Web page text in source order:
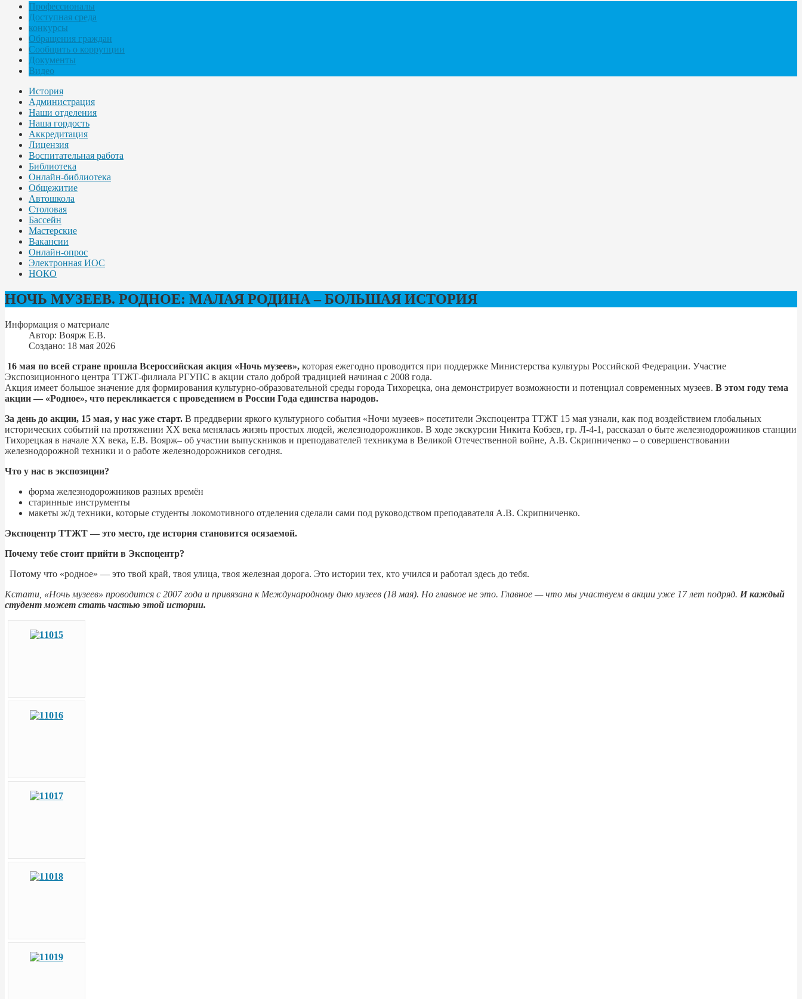
Профессионалы
Доступная среда
конкурсы
Обращения граждан
Сообщить о коррупции
Документы
Видео
История
Администрация
Наши отделения
Наша гордость
Аккредитация
Лицензия
Воспитательная работа
Библиотека
Онлайн-библиотека
Общежитие
Автошкола
Столовая
Бассейн
Мастерские
Вакансии
Онлайн-опрос
Электронная ИОС
НОКО
НОЧЬ МУЗЕЕВ. РОДНОЕ: МАЛАЯ РОДИНА – БОЛЬШАЯ ИСТОРИЯ
Информация о материале
Автор: Воярж Е.В.
Создано: 18 мая 2026
16 мая по всей стране прошла Всероссийская акция «Ночь музеев», которая ежегодно проводится при поддержке Министерства культуры Российской Федерации. Участие
Экспозиционного центра ТТЖТ-филиала РГУПС в акции стало доброй традицией начиная с 2008 года.
Акция имеет большое значение для формирования культурно-образовательной среды города Тихорецка, она демонстрирует возможности и потенциал современных музеев. В этом году тема
акции — «Родное», что перекликается с проведением в России Года единства народов.
За день до акции, 15 мая, у нас уже старт. В преддверии яркого культурного события «Ночи музеев» посетители Экспоцентра ТТЖТ 15 мая узнали, как под воздействием глобальных
исторических событий на протяжении XX века менялась жизнь простых людей, железнодорожников. В ходе экскурсии Никита Кобзев, гр. Л-4-1, рассказал о быте железнодорожников станции
Тихорецкая в начале XX века, Е.В. Воярж– об участии выпускников и преподавателей техникума в Великой Отечественной войне, А.В. Скрипниченко – о совершенствовании
железнодорожной техники и о работе железнодорожников сегодня.
Что у нас в экспозиции?
форма железнодорожников разных времён
старинные инструменты
макеты ж/д техники, которые студенты локомотивного отделения сделали сами под руководством преподавателя А.В. Скрипниченко.
Экспоцентр ТТЖТ — это место, где история становится осязаемой.
Почему тебе стоит прийти в Экспоцентр?
Потому что «родное» — это твой край, твоя улица, твоя железная дорога. Это истории тех, кто учился и работал здесь до тебя.
Кстати, «Ночь музеев» проводится с 2007 года и привязана к Международному дню музеев (18 мая). Но главное не это. Главное — что мы участвуем в акции уже 17 лет подряд. И каждый
студент может стать частью этой истории.